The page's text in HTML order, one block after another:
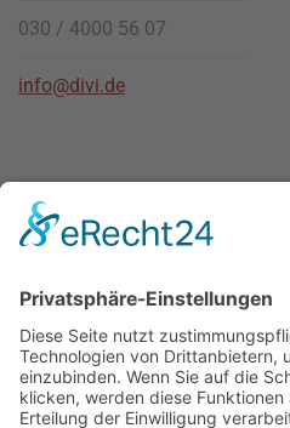
030 / 4000 56 07
info@divi.de
Stellenmarkt
Für Arbeitgeber
Social Media